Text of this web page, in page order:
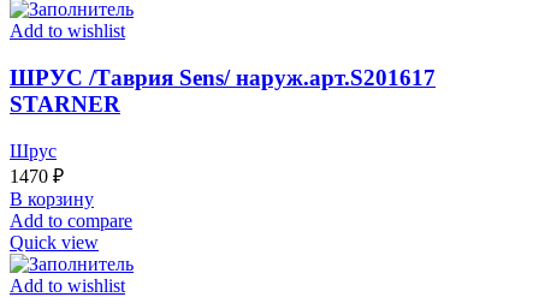
Add to wishlist
ШРУС /Таврия Sens/ наруж.арт.S201617
STARNER
Шрус
1470 ₽
В корзину
Add to compare
Quick view
Add to wishlist